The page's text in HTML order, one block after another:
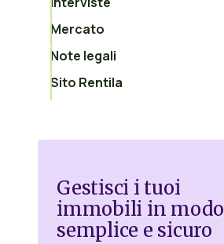
Mercato
Note legali
Sito Rentila
Gestisci i tuoi
immobili in modo
semplice e sicuro